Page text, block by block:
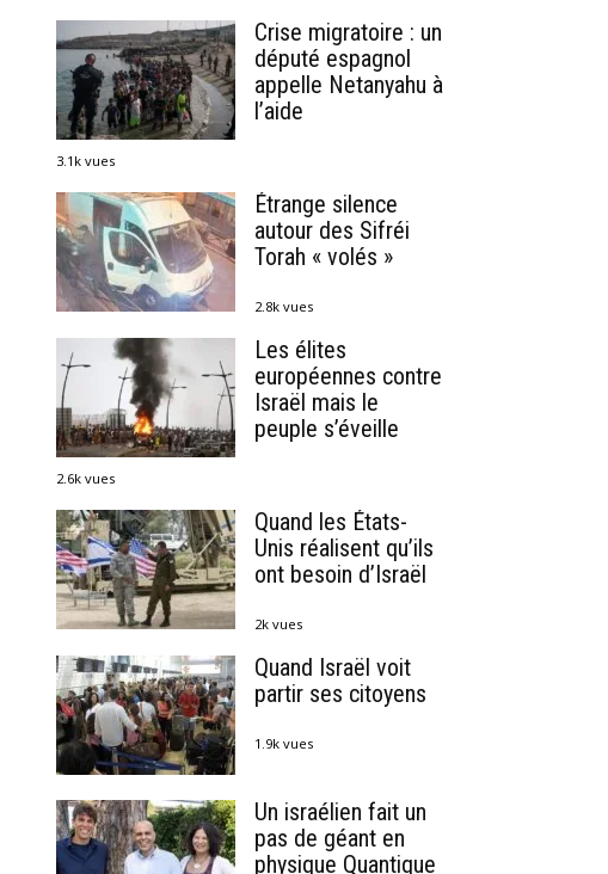
Crise migratoire : un
député espagnol
appelle Netanyahu à
l’aide
3.1k vues
Étrange silence
autour des Sifréi
Torah « volés »
2.8k vues
Les élites
européennes contre
Israël mais le
peuple s’éveille
2.6k vues
Quand les États-
Unis réalisent qu’ils
ont besoin d’Israël
2k vues
Quand Israël voit
partir ses citoyens
1.9k vues
Un israélien fait un
pas de géant en
physique Quantique